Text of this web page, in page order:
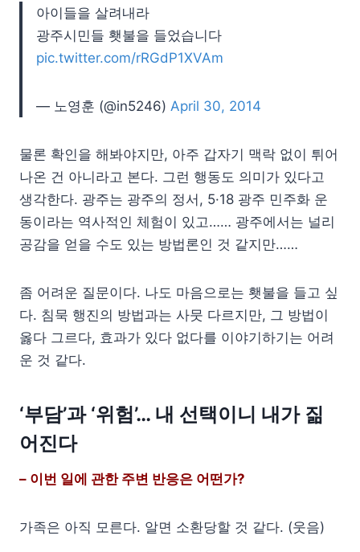
아이들을 살려내라
광주시민들 횃불을 들었습니다
pic.twitter.com/rRGdP1XVAm
— 노영훈 (@in5246) April 30, 2014
물론 확인을 해봐야지만, 아주 갑자기 맥락 없이 튀어
나온 건 아니라고 본다. 그런 행동도 의미가 있다고
생각한다. 광주는 광주의 정서, 5·18 광주 민주화 운
동이라는 역사적인 체험이 있고…… 광주에서는 널리
공감을 얻을 수도 있는 방법론인 것 같지만……
좀 어려운 질문이다. 나도 마음으로는 횃불을 들고 싶
다. 침묵 행진의 방법과는 사뭇 다르지만, 그 방법이
옳다 그르다, 효과가 있다 없다를 이야기하기는 어려
운 것 같다.
‘부담’과 ‘위험’… 내 선택이니 내가 짊
어진다
– 이번 일에 관한 주변 반응은 어떤가?
가족은 아직 모른다. 알면 소환당할 것 같다. (웃음)